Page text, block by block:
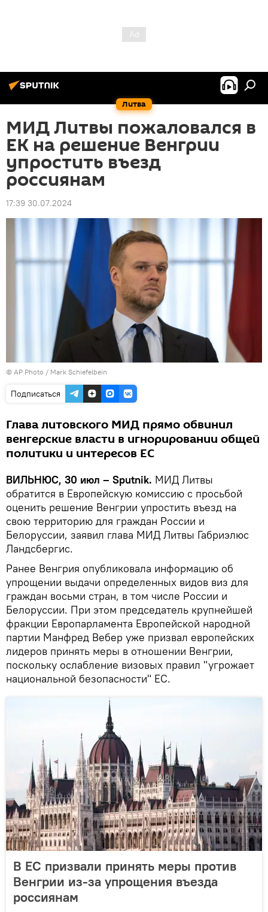
Литва
МИД Литвы пожаловался в
ЕК на решение Венгрии
упростить въезд
россиянам
17:39 30.07.2024
© AP Photo / Mark Schiefelbein
Подписаться
Глава литовского МИД прямо обвинил
венгерские власти в игнорировании общей
политики и интересов ЕС
ВИЛЬНЮС, 30 июл – Sputnik. МИД Литвы
обратится в Европейскую комиссию с просьбой
оценить решение Венгрии упростить въезд на
свою территорию для граждан России и
Белоруссии, заявил глава МИД Литвы Габриэлюс
Ландсбергис.
Ранее Венгрия опубликовала информацию об
упрощении выдачи определенных видов виз для
граждан восьми стран, в том числе России и
Белоруссии. При этом председатель крупнейшей
фракции Европарламента Европейской народной
партии Манфред Вебер уже призвал европейских
лидеров принять меры в отношении Венгрии,
поскольку ослабление визовых правил "угрожает
национальной безопасности" ЕС.
В ЕС призвали принять меры против
Венгрии из-за упрощения въезда
россиянам